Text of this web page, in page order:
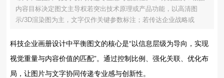
内容目标决定图文主导权‌若突出‌技术原理或产品功能‌，以‌高清图
示/3D渲染图为主‌，文字仅作关键参数标注；若传达‌企业战略或
科技企业画册设计中平衡图文的核心是“以信息层级为导向，实现
视觉重量与内容价值的匹配”‌。通过控制比例、强化关联、优化布
局，让图片与文字协同传递专业感与创新性。